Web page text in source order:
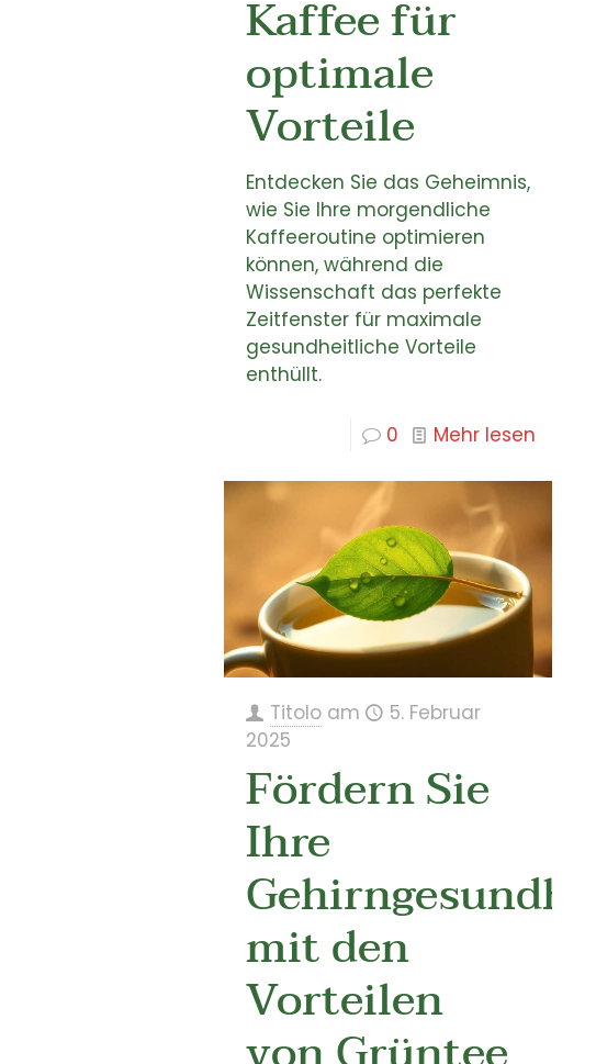
Kaffee für
optimale
Vorteile
Entdecken Sie das Geheimnis,
wie Sie Ihre morgendliche
Kaffeeroutine optimieren
können, während die
Wissenschaft das perfekte
Zeitfenster für maximale
gesundheitliche Vorteile
enthüllt.
0 Mehr lesen
Titolo am
5. Februar
2025
Fördern Sie
Ihre
Gehirngesundheit
mit den
Vorteilen